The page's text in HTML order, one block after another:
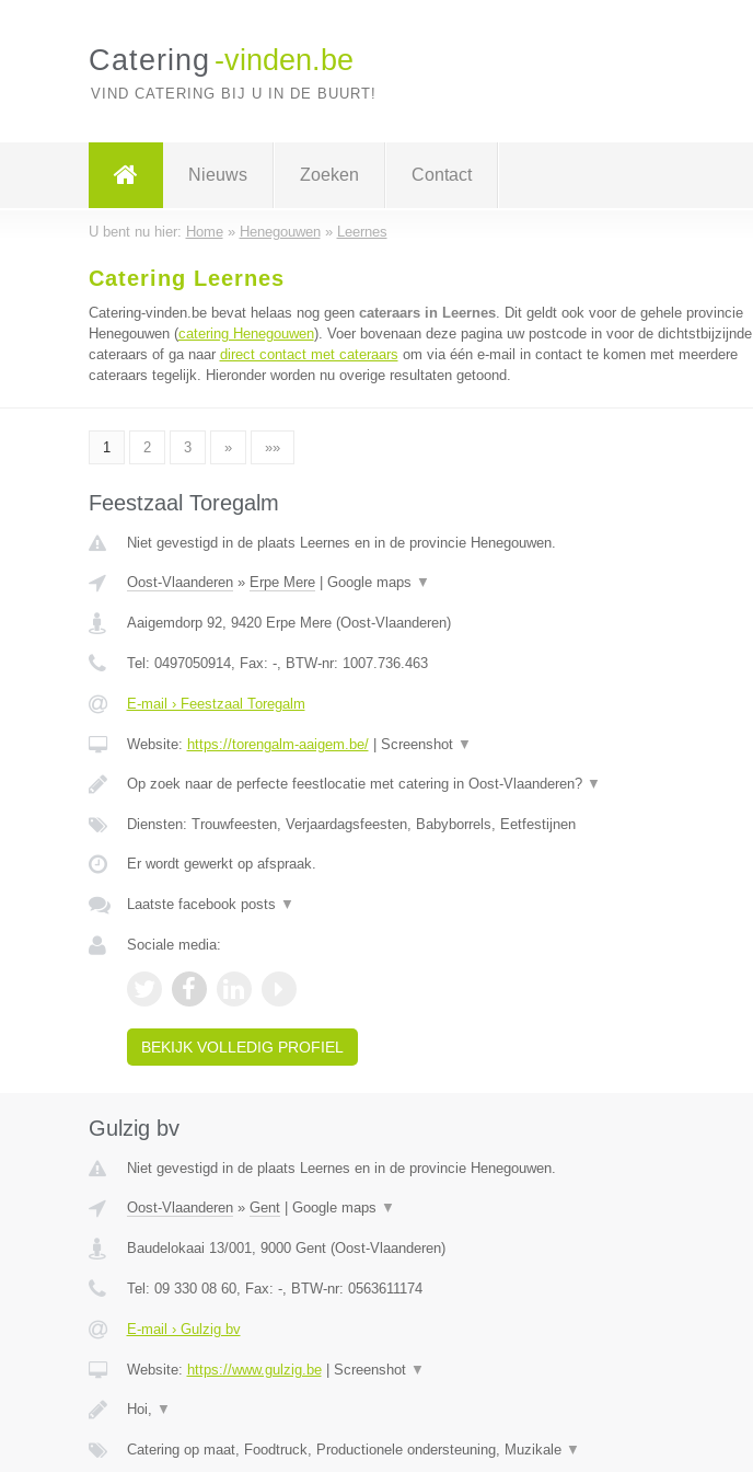
Catering -vinden.be
VIND CATERING BIJ U IN DE BUURT!
Nieuws Zoeken Contact
U bent nu hier: Home» Henegouwen» Leernes
Catering Leernes
Catering-vinden.be bevat helaas nog geen cateraars in Leernes. Dit geldt ook voor de gehele provincie
Henegouwen (catering Henegouwen). Voer bovenaan deze pagina uw postcode in voor de dichtstbijzijnde
cateraars of ga naar direct contact met cateraars om via één e-mail in contact te komen met meerdere
cateraars tegelijk. Hieronder worden nu overige resultaten getoond.
1 2 3 » »»
Feestzaal Toregalm
Niet gevestigd in de plaats Leernes en in de provincie Henegouwen.
Oost-Vlaanderen» Erpe Mere| Google maps ▼
Aaigemdorp 92, 9420 Erpe Mere(Oost-Vlaanderen)
Tel: 0497050914, Fax: -, BTW-nr: 1007.736.463
E-mail › Feestzaal Toregalm
Website: https://torengalm-aaigem.be/| Screenshot ▼
Op zoek naar de perfecte feestlocatie met catering in Oost-Vlaanderen? ▼
Diensten: Trouwfeesten, Verjaardagsfeesten, Babyborrels, Eetfestijnen
Er wordt gewerkt op afspraak.
Laatste facebook posts ▼
Sociale media:
BEKIJK VOLLEDIG PROFIEL
Gulzig bv
Niet gevestigd in de plaats Leernes en in de provincie Henegouwen.
Oost-Vlaanderen» Gent| Google maps ▼
Baudelokaai 13/001, 9000 Gent(Oost-Vlaanderen)
Tel: 09 330 08 60, Fax: -, BTW-nr: 0563611174
E-mail › Gulzig bv
Website: https://www.gulzig.be| Screenshot ▼
Hoi, ▼
Catering op maat, Foodtruck, Productionele ondersteuning, Muzikale ▼